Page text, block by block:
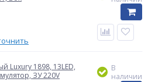
Luxury 1898, 13LED,
ЗУ 220V
В
наличии